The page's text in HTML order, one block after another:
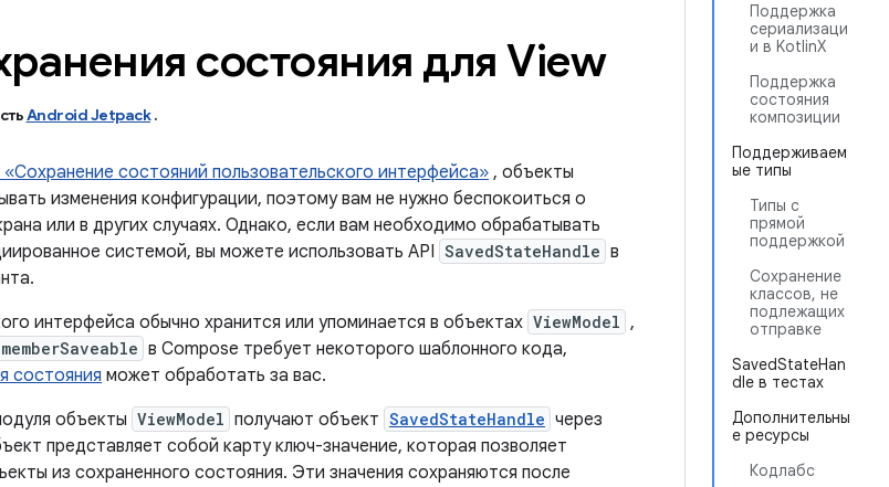
Поддержка
сериализаци
и в KotlinX
Поддержка
состояния
композиции
Поддерживаем
ые типы
Типы с
прямой
поддержкой
Сохранение
классов, не
подлежащих
отправке
SavedStateHan
dle в тестах
Дополнительны
е ресурсы
Кодлабс
состояния для View
Android Jetpack .
состояний пользовательского интерфейса» , объекты
изменения конфигурации, поэтому вам не нужно беспокоиться о
или в других случаях. Однако, если вам необходимо обрабатывать
системой, вы можете использовать API SavedStateHandle в
интерфейса обычно хранится или упоминается в объектах ViewModel ,
в Compose требует некоторого шаблонного кода,
состояния может обработать за вас.
объекты ViewModel получают объект SavedStateHandle через
представляет собой карту ключ-значение, которая позволяет
из сохраненного состояния. Эти значения сохраняются после